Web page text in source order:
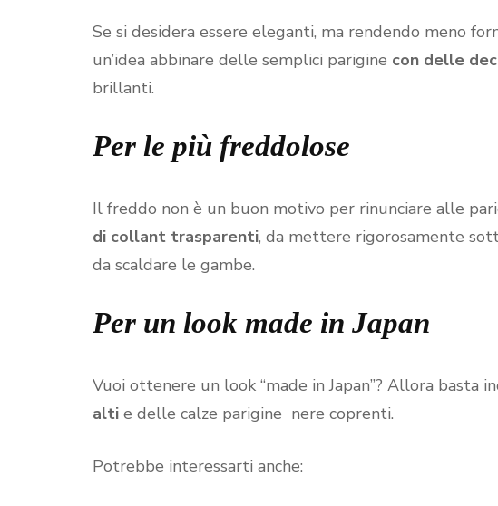
Se si desidera essere eleganti, ma rendendo meno
un’idea abbinare delle semplici parigine con delle
brillanti.
Per le più freddolose
Il freddo non è un buon motivo per rinunciare alle
di collant trasparenti, da mettere rigorosamente
da scaldare le gambe.
Per un look made in Japan
Vuoi ottenere un look “made in Japan”? Allora basta
alti e delle calze parigine nere coprenti.
Potrebbe interessarti anche: